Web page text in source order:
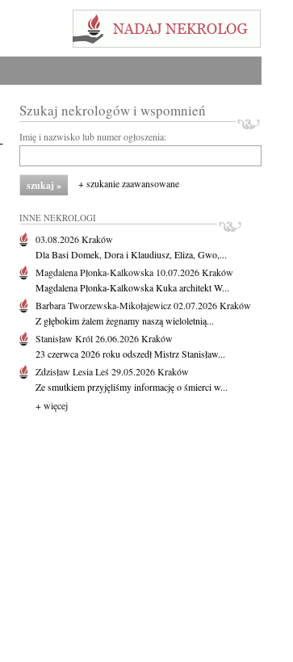
Szukaj nekrologów i wspomnień
Imię i nazwisko lub numer ogłoszenia:
+ szukanie zaawansowane
INNE NEKROLOGI
03.08.2026Kraków
Dla Basi Domek, Dora i Klaudiusz, Eliza, Gwo,...
Magdalena Płonka-Kalkowska 10.07.2026Kraków
Magdalena Płonka-Kalkowska Kuka architekt W...
Barbara Tworzewska-Mikołajewicz02.07.2026Kraków
Z głębokim żalem żegnamy naszą wieloletnią...
Stanisław Król26.06.2026Kraków
23 czerwca 2026 roku odszedł Mistrz Stanisław...
Zdzisław Lesia Leś29.05.2026Kraków
Ze smutkiem przyjęliśmy informację o śmierci w...
+ więcej